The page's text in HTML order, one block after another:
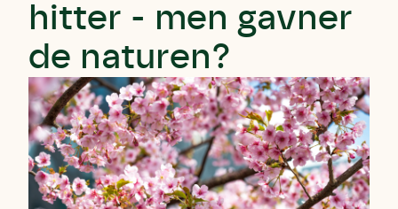
hitter - men gavner
de naturen?